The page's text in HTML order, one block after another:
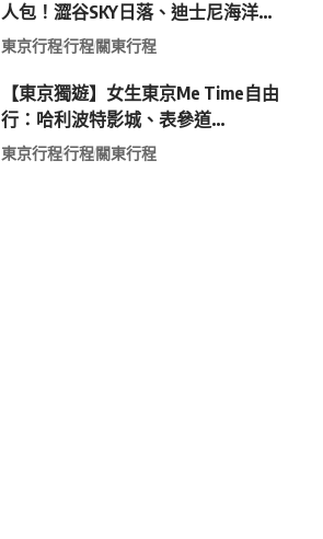
人包！澀谷SKY日落、迪士尼海洋、
中目黑高質感咖啡廳全收錄
東京行程行程關東行程
【東京獨遊】女生東京Me Time自由
行：哈利波特影城、表參道
Shopping 與下北澤尋寶5日4夜慢活
東京行程行程關東行程